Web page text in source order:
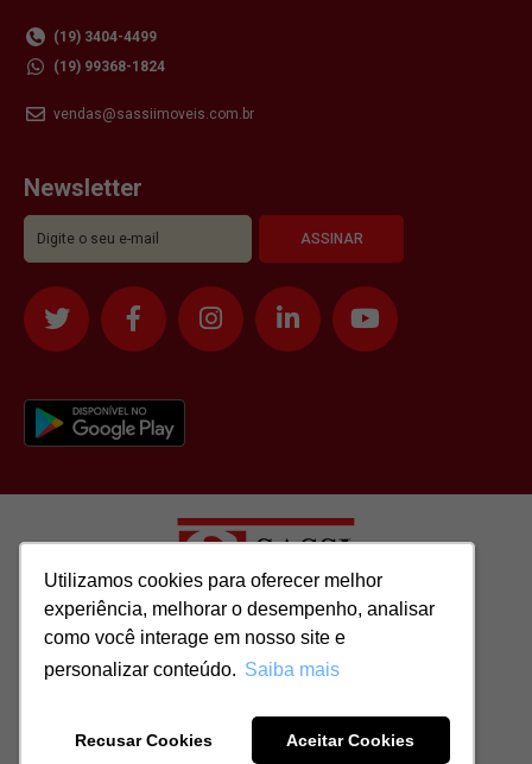
Utilizamos cookies para oferecer melhor
experiência, melhorar o desempenho, analisar
como você interage em nosso site e
personalizar conteúdo. Saiba mais
Recusar Cookies Aceitar Cookies
Utilizamos cookies para oferecer melhor
experiência, melhorar o desempenho, analisar
como você interage em nosso site e
personalizar conteúdo. Saiba mais
Recusar Cookies Aceitar Cookies
(19) 3404-4499
(19) 99368-1824
vendas@sassiimoveis.com.br
Newsletter
Todos os direitos reservados para: SASSI IMÓVEIS LTDA | CNPJ:
51.417.293/0001-48 | CRECI: J-04970/1